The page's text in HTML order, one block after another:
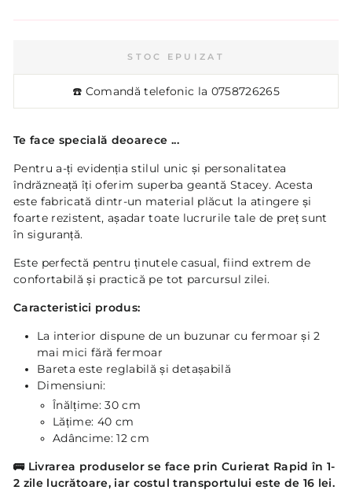
STOC EPUIZAT
☎️ Comandă telefonic la 0758726265
Te face specială deoarece ...
Pentru a-ți evidenția stilul unic și personalitatea
îndrăzneață îți oferim superba geantă Stacey. Acesta
este fabricată dintr-un material plăcut la atingere și
foarte rezistent, așadar toate lucrurile tale de preț sunt
în siguranță.
Este perfectă pentru ținutele casual, fiind extrem de
confortabilă și practică pe tot parcursul zilei.
Caracteristici produs:
La interior dispune de un buzunar cu fermoar și 2
mai mici fără fermoar
Bareta este reglabilă și detașabilă
Dimensiuni:
Înălțime: 30 cm
Lățime: 40 cm
Adâncime: 12 cm
🚌Livrarea produselor se face prin Curierat Rapid în 1-
2 zile lucrătoare, iar costul transportului este de 16 lei.